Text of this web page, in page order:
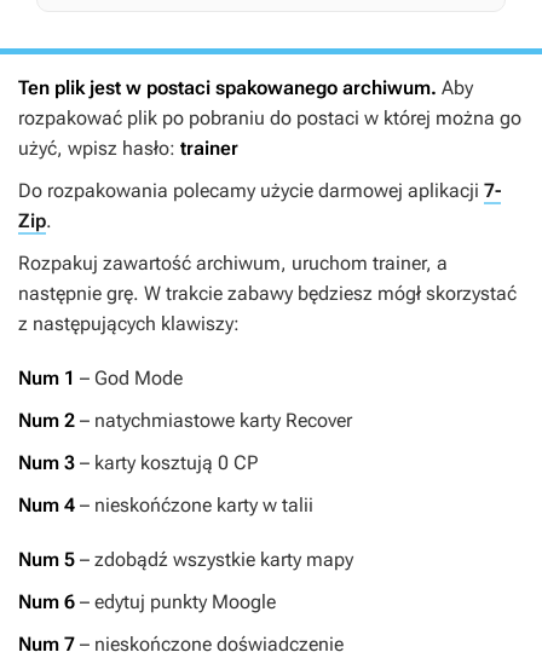
Ten plik jest w postaci spakowanego archiwum. Aby
rozpakować plik po pobraniu do postaci w której można go
użyć, wpisz hasło: trainer
Do rozpakowania polecamy użycie darmowej aplikacji 7-
Zip.
Rozpakuj zawartość archiwum, uruchom trainer, a
następnie grę. W trakcie zabawy będziesz mógł skorzystać
z następujących klawiszy:
Num 1 – God Mode
Num 2 – natychmiastowe karty Recover
Num 3 – karty kosztują 0 CP
Num 4 – nieskońćzone karty w talii
Num 5 – zdobądź wszystkie karty mapy
Num 6 – edytuj punkty Moogle
Num 7 – nieskończone doświadczenie